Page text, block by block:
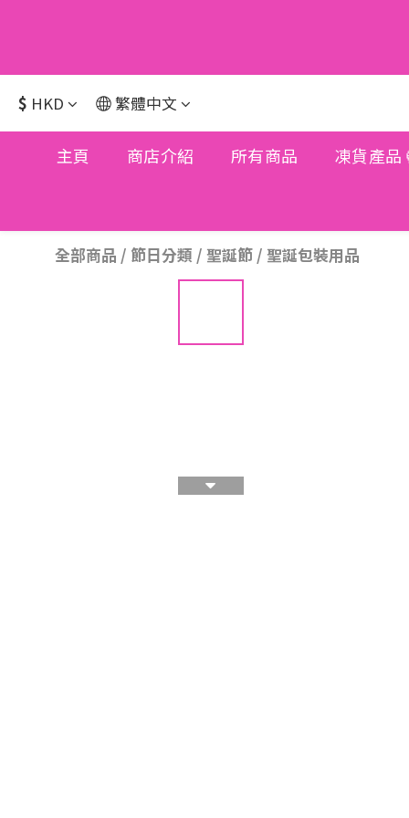
$ HKD 繁體中文
主頁 商店介紹 所有商品 凍貨產品
全部商品 / 節日分類 / 聖誕節 / 聖誕包裝用品